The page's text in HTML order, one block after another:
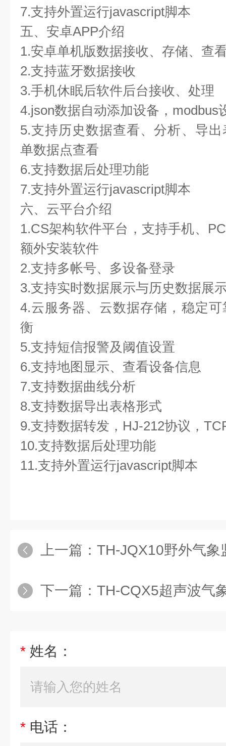
7.支持外置运行javascript脚本
五、安卓APP介绍
1.安卓单机版数据接收、存储、查
2.支持蓝牙数据接收
3.手机休眠后软件后台接收、处理
4.json数据自动添加设备，modbus
5.支持历史数据查看、分析、导
单数据点查看
6.支持数据后处理功能
7.支持外置运行javascript脚本
六、云平台介绍
1.CS架构软件平台，支持手机、
额外安装软件
2.支持多帐号、多设备登录
3.支持实时数据展示与历史数据展
4.云服务器、云数据存储，稳定
衡
5.支持短信报警及阈值设置
6.支持地图显示、查看设备信息
7.支持数据曲线分析
8.支持数据导出表格形式
9.支持数据转发，HJ-212协议，
10.支持数据后处理功能
11.支持外置运行javascript脚本
上一篇： TH-JQX10野外气象
下一篇： TH-CQX5超声波气
* 姓名：
* 电话：